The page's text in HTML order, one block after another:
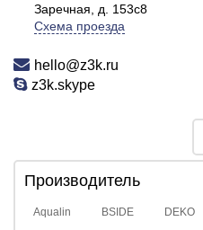
Заречная, д. 153с8
Схема проезда
hello@z3k.ru
z3k.skype
Производитель
Aqualin BSIDE DEKO